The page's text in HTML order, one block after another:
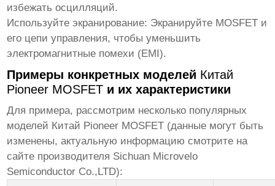
избежать осцилляций.
Используйте экранирование: Экранируйте MOSFET и
его цепи управления, чтобы уменьшить
электромагнитные помехи (EMI).
Примеры конкретных моделей Китай
Pioneer MOSFET и их характеристики
Для примера, рассмотрим несколько популярных
моделей Китай Pioneer MOSFET (данные могут быть
изменены, актуальную информацию смотрите на
сайте производителя Sichuan Microvelo
Semiconductor Co.,LTD):